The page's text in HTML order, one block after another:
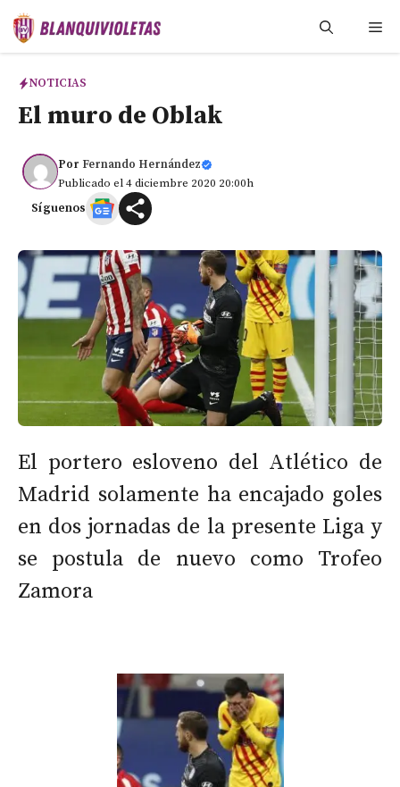
Saltar
NOTICIAS
El muro de Oblak
Por Fernando Hernández
Publicado el 4 diciembre 2020 20:00h
Síguenos
El portero esloveno del Atlético de
Madrid solamente ha encajado goles
en dos jornadas de la presente Liga y
se postula de nuevo como Trofeo
Zamora